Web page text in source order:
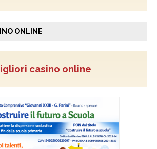
ONLINE
casino online